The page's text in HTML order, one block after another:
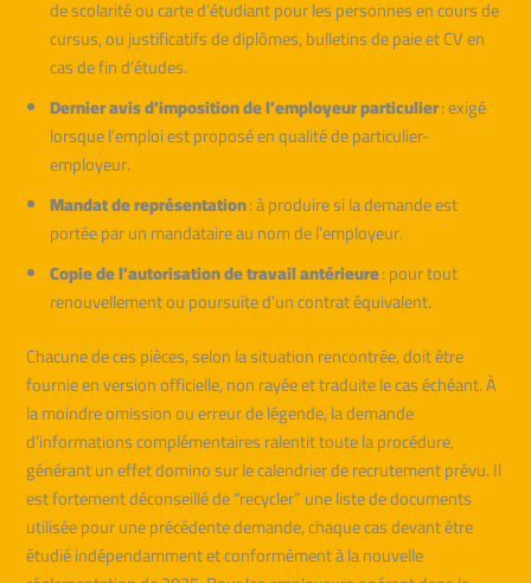
de scolarité ou carte d’étudiant pour les personnes en cours de
cursus, ou justificatifs de diplômes, bulletins de paie et CV en
cas de fin d’études.
Dernier avis d’imposition de l’employeur particulier: exigé
lorsque l’emploi est proposé en qualité de particulier-
employeur.
Mandat de représentation: à produire si la demande est
portée par un mandataire au nom de l’employeur.
Copie de l’autorisation de travail antérieure: pour tout
renouvellement ou poursuite d’un contrat équivalent.
Chacune de ces pièces, selon la situation rencontrée, doit être
fournie en version officielle, non rayée et traduite le cas échéant. À
la moindre omission ou erreur de légende, la demande
d’informations complémentaires ralentit toute la procédure,
générant un effet domino sur le calendrier de recrutement prévu. Il
est fortement déconseillé de “recycler” une liste de documents
utilisée pour une précédente demande, chaque cas devant être
étudié indépendamment et conformément à la nouvelle